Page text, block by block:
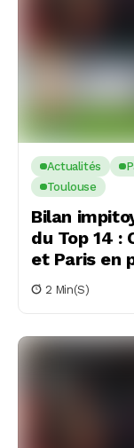
Actualités
Toulouse
Bilan
du Top 14 :
et Paris en
2 Min(s)